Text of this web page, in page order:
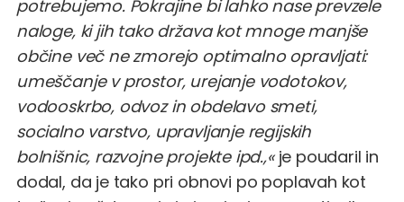
potrebujemo. Pokrajine bi lahko nase prevzele
naloge, ki jih tako država kot mnoge manjše
občine več ne zmorejo optimalno opravljati:
umeščanje v prostor, urejanje vodotokov,
vodooskrbo, odvoz in obdelavo smeti,
socialno varstvo, upravljanje regijskih
bolnišnic, razvojne projekte ipd.,«je poudaril in
dodal, da je tako pri obnovi po poplavah kot